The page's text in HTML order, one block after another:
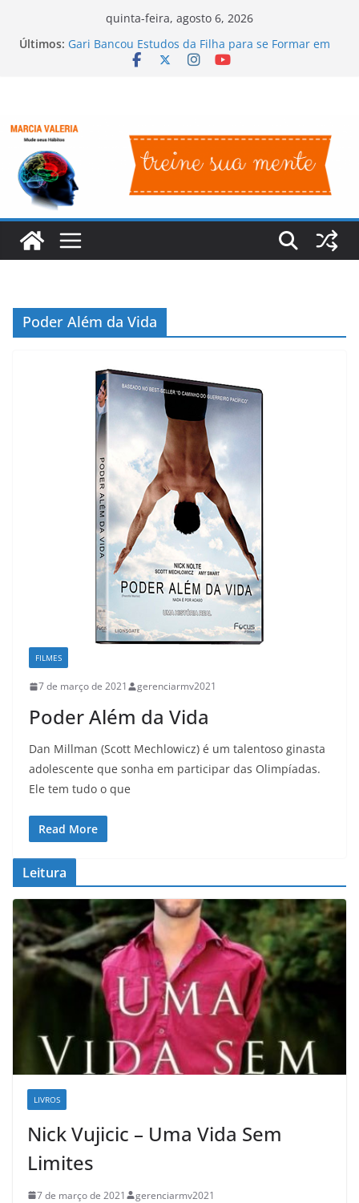
quinta-feira, agosto 6, 2026
Últimos: Gari Bancou Estudos da Filha para se Formar em
Médica, em GO
Nelson Mandela – Líder Rebelde e Presidente da
África do Sul
Poder Além da Vida
FILMES
7 de março de 2021 gerenciarmv2021
Poder Além da Vida
Dan Millman (Scott Mechlowicz) é um talentoso ginasta
adolescente que sonha em participar das Olimpíadas.
Ele tem tudo o que
Read More
Leitura
LIVROS
Nick Vujicic – Uma Vida Sem
Limites
7 de março de 2021 gerenciarmv2021